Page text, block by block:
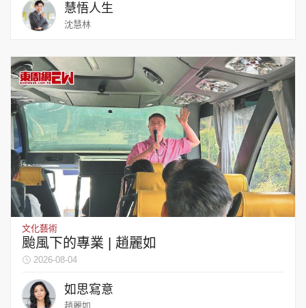
慧悟人生
沈慧林
文化藝術
颱風下的專業 | 趙麗如
2026-08-04
如思寫意
趙麗如